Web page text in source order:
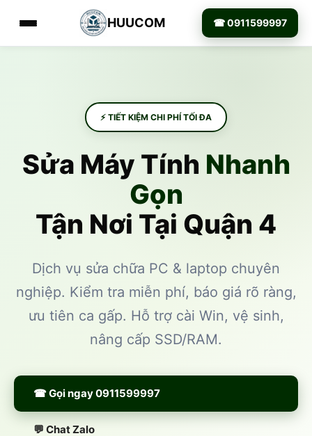
HUUCOM ☎ 0911599997
⚡ TIẾT KIỆM CHI PHÍ TỐI ĐA
Sửa Máy Tính Nhanh
Gọn
Tận Nơi Tại Quận 4
Dịch vụ sửa chữa PC & laptop chuyên
nghiệp. Kiểm tra miễn phí, báo giá rõ ràng,
ưu tiên ca gấp. Hỗ trợ cài Win, vệ sinh,
nâng cấp SSD/RAM.
☎ Gọi ngay 0911599997
💬 Chat Zalo